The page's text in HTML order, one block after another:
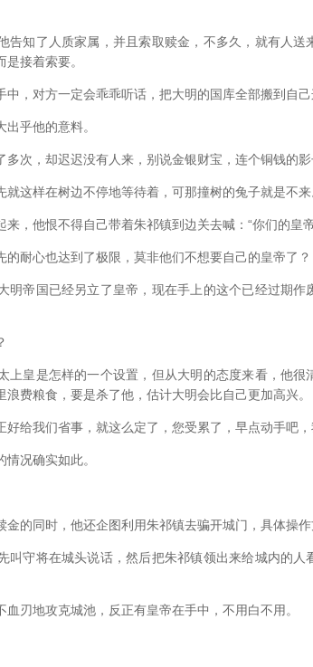
知了人质家属，并且索取赎金，不多久，就有人送
接着索要。
对方一定会乖乖听话，把大明的国库全部搬到自己
乎他的意料。
，却迟迟没有人来，别说金银财宝，连个铜钱的影
样在树边不停地等待着，可那撞树的兔子就是不来
他恨不得自己带着朱祁镇到边关去喊：“你们的皇
耐心也达到了极限，莫非他们不想要自己的皇帝了？
帝国已经另立了皇帝，现在手上的这个已经过期作
皇是怎样的一个设置，但从大明的态度来看，他很
费粮食，要是杀了他，估计大明会比自己更加高兴。
我们省事，就这么定了，您受累了，早点动手吧，
况确实如此。
同时，他还企图利用朱祁镇去骗开城门，具体操作
守将在城头说话，然后把朱祁镇领出来给城内的人
地攻克城池，反正有皇帝在手中，不用白不用。